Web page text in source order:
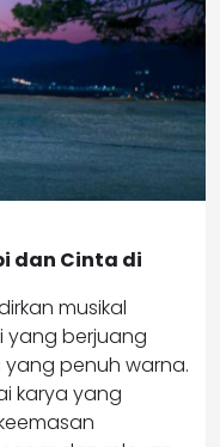
dan Cinta di
musikal
yang berjuang
yang penuh warna.
karya yang